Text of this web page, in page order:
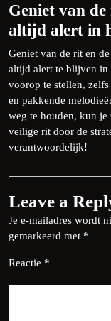
Geniet van
altijd alert in
Geniet van de rit en
altijd alert te blijven in
voorop te stellen,
en pakkende
weg te houden, kun je
veilige rit door de
verantwoordelijk!
Leave a
Je e-mailadres wordt
gemarkeerd met *
Reactie *